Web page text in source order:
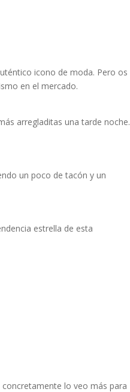
icono de moda. Pero os
en el mercado.
arregladitas una tarde noche.
un poco de tacón y un
estrella de esta
lo veo más para